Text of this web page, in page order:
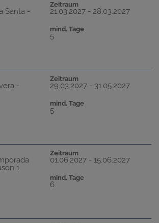
Santa -
Zeitraum
21.03.2027 - 28.03.2027
mind. Tage
5
-
Zeitraum
29.03.2027 - 31.05.2027
mind. Tage
5
1
Zeitraum
01.06.2027 - 15.06.2027
mind. Tage
6